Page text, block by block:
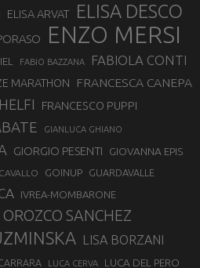
ELISA ARVAT ELISA DESCO
ENZO MERSI
FABIO BAZZANA FABIOLA CONTI
MARATHON FRANCESCA CANEPA
FRANCESCO PUPPI
GIANLUCA GHIANO
GIORGIO PESENTI GIOVANNA EPIS
GOINUP GUARDAVALLE
IVREA-MOMBARONE
SANCHEZ
LISA BORZANI
LUCA CERVA LUCA DEL PERO